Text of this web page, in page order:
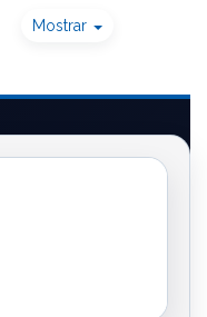
Mostrar